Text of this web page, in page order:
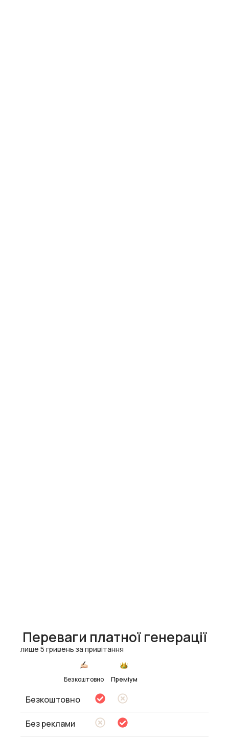
Переваги платної генерації
лише 5 гривень за привітання
Безкоштовно Преміум
Безкоштовно
Без реклами